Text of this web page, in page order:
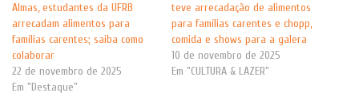
Almas, estudantes da UFRB
arrecadam alimentos para
famílias carentes; saiba como
colaborar
22 de novembro de 2025
Em "Destaque"
teve arrecadação de alimentos
para famílias carentes e chopp,
comida e shows para a galera
10 de novembro de 2025
Em "CULTURA & LAZER"